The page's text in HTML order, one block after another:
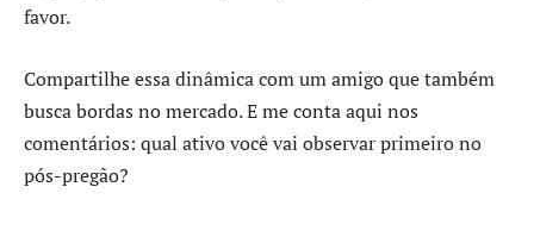
favor.
Compartilhe essa dinâmica com um amigo que também
busca bordas no mercado. E me conta aqui nos
comentários: qual ativo você vai observar primeiro no
pós-pregão?